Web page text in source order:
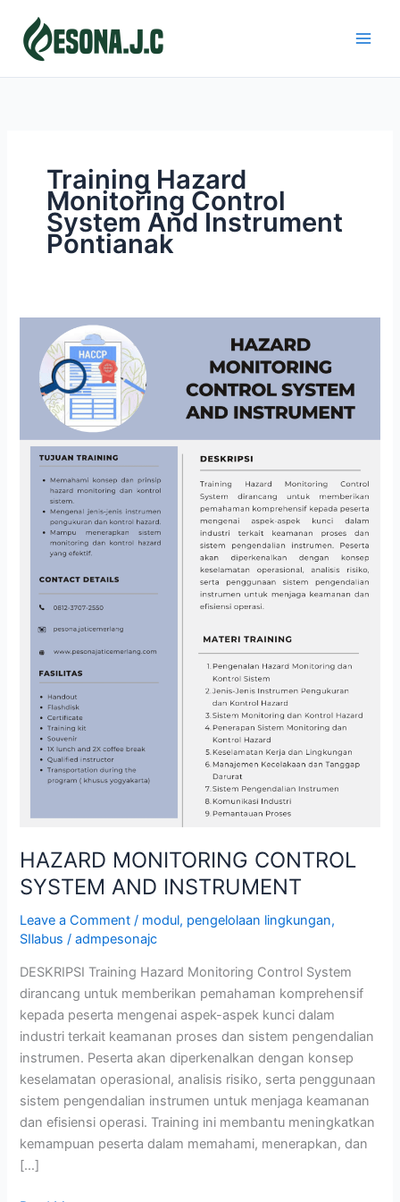
content
Training Hazard
Monitoring Control
System And Instrument
Pontianak
HAZARD MONITORING CONTROL
SYSTEM AND INSTRUMENT
Leave a Comment / modul, pengelolaan lingkungan,
SIlabus /admpesonajc
DESKRIPSI Training Hazard Monitoring Control System
dirancang untuk memberikan pemahaman komprehensif
kepada peserta mengenai aspek-aspek kunci dalam
industri terkait keamanan proses dan sistem pengendalian
instrumen. Peserta akan diperkenalkan dengan konsep
keselamatan operasional, analisis risiko, serta penggunaan
sistem pengendalian instrumen untuk menjaga keamanan
dan efisiensi operasi. Training ini membantu meningkatkan
kemampuan peserta dalam memahami, menerapkan, dan
[…]
HAZARD
MONITORING
CONTROL
SYSTEM
INSTRUMENT